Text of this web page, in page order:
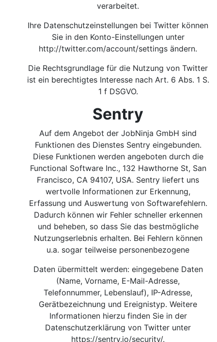
verarbeitet.
Ihre Datenschutzeinstellungen bei Twitter können
Sie in den Konto-Einstellungen unter
http://twitter.com/account/settingsändern.
Die Rechtsgrundlage für die Nutzung von Twitter
ist ein berechtigtes Interesse nach Art. 6 Abs. 1 S.
1 f DSGVO.
Sentry
Auf dem Angebot der JobNinja GmbH sind
Funktionen des Dienstes Sentry eingebunden.
Diese Funktionen werden angeboten durch die
Functional Software Inc., 132 Hawthorne St, San
Francisco, CA 94107, USA. Sentry liefert uns
wertvolle Informationen zur Erkennung,
Erfassung und Auswertung von Softwarefehlern.
Dadurch können wir Fehler schneller erkennen
und beheben, so dass Sie das bestmögliche
Nutzungserlebnis erhalten. Bei Fehlern können
u.a. sogar teilweise personenbezogene
Daten übermittelt werden: eingegebene Daten
(Name, Vorname, E-Mail-Adresse,
Telefonnummer, Lebenslauf), IP-Adresse,
Gerätbezeichnung und Ereignistyp. Weitere
Informationen hierzu finden Sie in der
Datenschutzerklärung von Twitter unter
https://sentry.io/security/.